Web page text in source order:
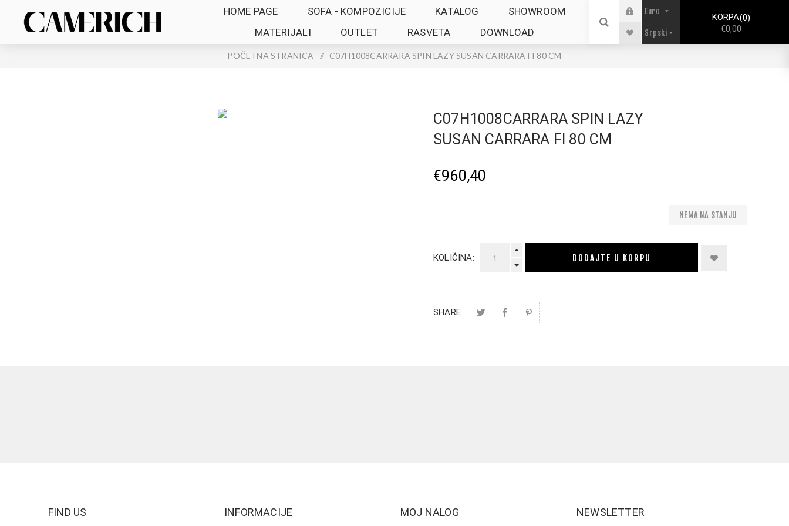
HOME PAGE SOFA - KOMPOZICIJE KATALOG
SHOWROOM
MATERIJALI
OUTLET RASVETA DOWNLOAD
KORPA 0
€0,00
POČETNA STRANICA / C07H1008CARRARA SPIN LAZY SUSAN CARRARA FI 80 CM
C07H1008CARRARA SPIN LAZY
SUSAN CARRARA FI 80 CM
€960,40
NEMA NA STANJU
KOLIČINA: DODAJTE U KORPU
SHARE:
FIND US INFORMACIJE MOJ NALOG NEWSLETTER